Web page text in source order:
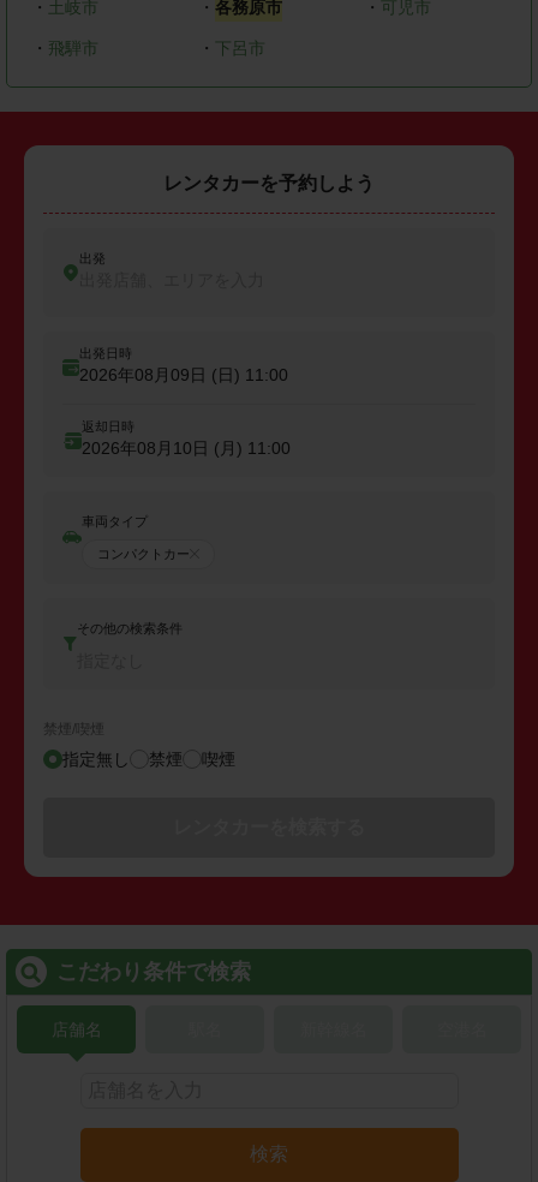
・ 土岐市 ・ 各務原市 ・ 可児市
・ 飛騨市 ・ 下呂市
レンタカーを予約しよう
出発
出発日時
2026年08月09日 (日) 11:00
返却日時
2026年08月10日 (月) 11:00
車両タイプ
コンパクトカー
その他の検索条件
禁煙/喫煙
指定無し 禁煙 喫煙
こだわり条件で検索
店舗名
検索